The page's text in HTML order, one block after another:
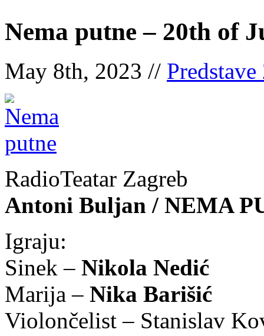
Nema putne – 20th of
May 8th, 2023 //
RadioTeatar Zagreb
Antoni Buljan / NEMA
Igraju:
Sinek – Nikola Nedić
Marija – Nika Barišić
Violončelist – Stanislav